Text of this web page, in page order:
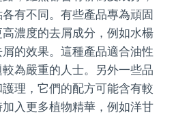
有不同。有些產品專為頑固
濃度的去屑成分，例如水楊
的效果。這種產品適合油性
為嚴重的人士。另外一些品
理，它們的配方可能含有較
入更多植物精華，例如洋甘